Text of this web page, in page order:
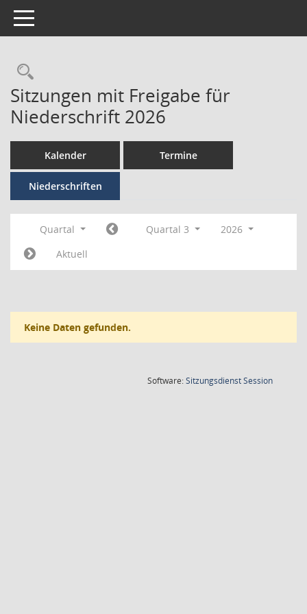
Toggle navigation
Sitzungen mit Freigabe für
Niederschrift 2026
Kalender Termine
Niederschriften
Quartal Quartal 3
2026
Aktuell
Keine Daten gefunden.
Software:SitzungsdienstSession(Wird in